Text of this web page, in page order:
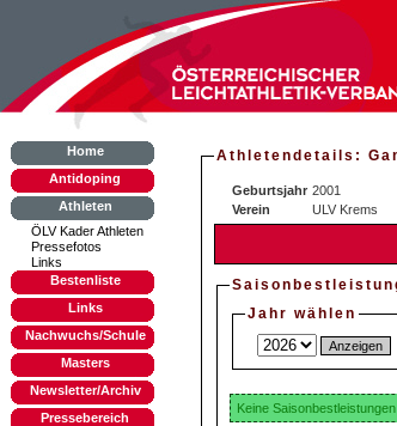
Home
Antidoping
Athleten
ÖLV Kader Athleten
Pressefotos
Links
Bestenliste
Links
Nachwuchs/Schule
Masters
Newsletter/Archiv
Pressebereich
Athletendetails:
Geburtsjahr 2001
Verein
ULV Krems
Jahr wählen
Keine